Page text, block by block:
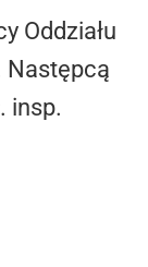
Oddziału
Następcą
insp.